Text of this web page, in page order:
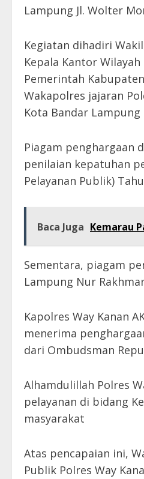
Lampung Jl. Wolter
Kegiatan dihadiri
Kepala Kantor
Pemerintah
Wakapolres jajaran
Kota Bandar
Piagam penghargaan
penilaian kepatuhan
Pelayanan Publik)
Baca Juga Kemarau
Sementara, piagam
Lampung Nur
Kapolres Way Kanan
menerima
dari Ombudsman
Alhamdulillah Polres
pelayanan di bidang
masyarakat
Atas pencapaian ini,
Publik Polres Way